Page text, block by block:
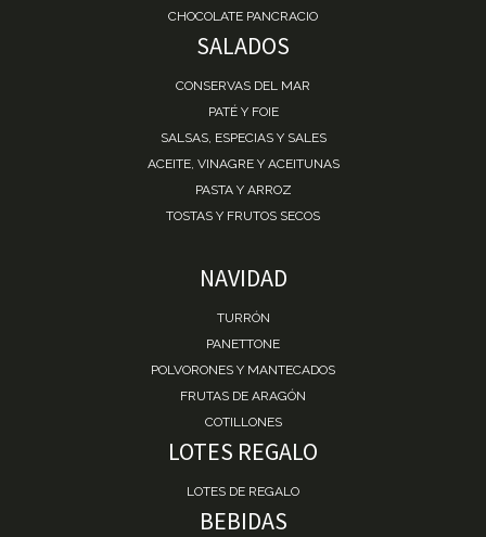
CHOCOLATE PANCRACIO
SALADOS
CONSERVAS DEL MAR
PATÉ Y FOIE
SALSAS, ESPECIAS Y SALES
ACEITE, VINAGRE Y ACEITUNAS
PASTA Y ARROZ
TOSTAS Y FRUTOS SECOS
NAVIDAD
TURRÓN
PANETTONE
POLVORONES Y MANTECADOS
FRUTAS DE ARAGÓN
COTILLONES
LOTES REGALO
LOTES DE REGALO
BEBIDAS